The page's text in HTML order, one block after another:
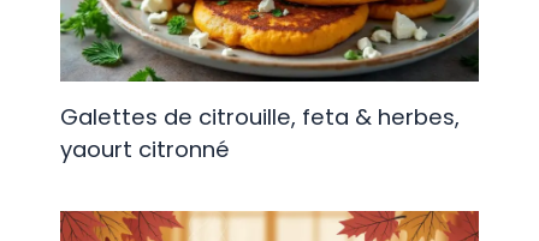
Galettes de citrouille, feta & herbes,
yaourt citronné